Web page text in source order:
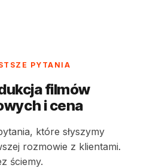
PYTANIA
filmów
i cena
które słyszymy
rozmowie z klientami.
ściemy.